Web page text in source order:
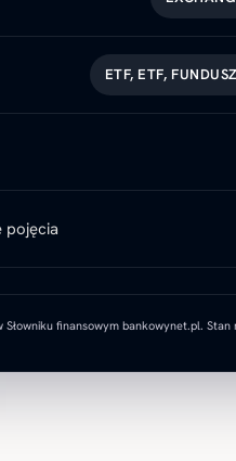
ETF, ETF,
pojęcia
Słowniku finansowym bankowynet.pl. Stan